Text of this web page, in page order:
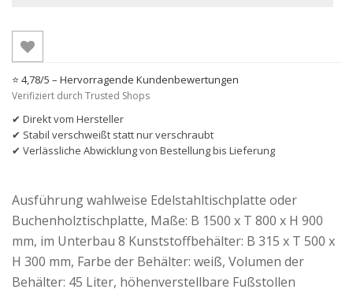
⭐ 4,78/5 – Hervorragende Kundenbewertungen
Verifiziert durch Trusted Shops
✔ Direkt vom Hersteller
✔ Stabil verschweißt statt nur verschraubt
✔ Verlässliche Abwicklung von Bestellung bis Lieferung
Ausführung wahlweise Edelstahltischplatte oder
Buchenholztischplatte, Maße: B 1500 x T 800 x H 900
mm, im Unterbau 8 Kunststoffbehälter: B 315 x T 500 x
H 300 mm, Farbe der Behälter: weiß, Volumen der
Behälter: 45 Liter, höhenverstellbare Fußstollen